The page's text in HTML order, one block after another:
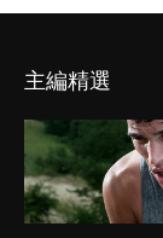
主編精選